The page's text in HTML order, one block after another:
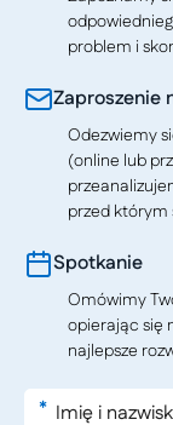
problem i
Zaproszenie
Odezwiemy
(online lub
przed którym
Spotkanie
Omówimy
opierając się
najlepsze
*